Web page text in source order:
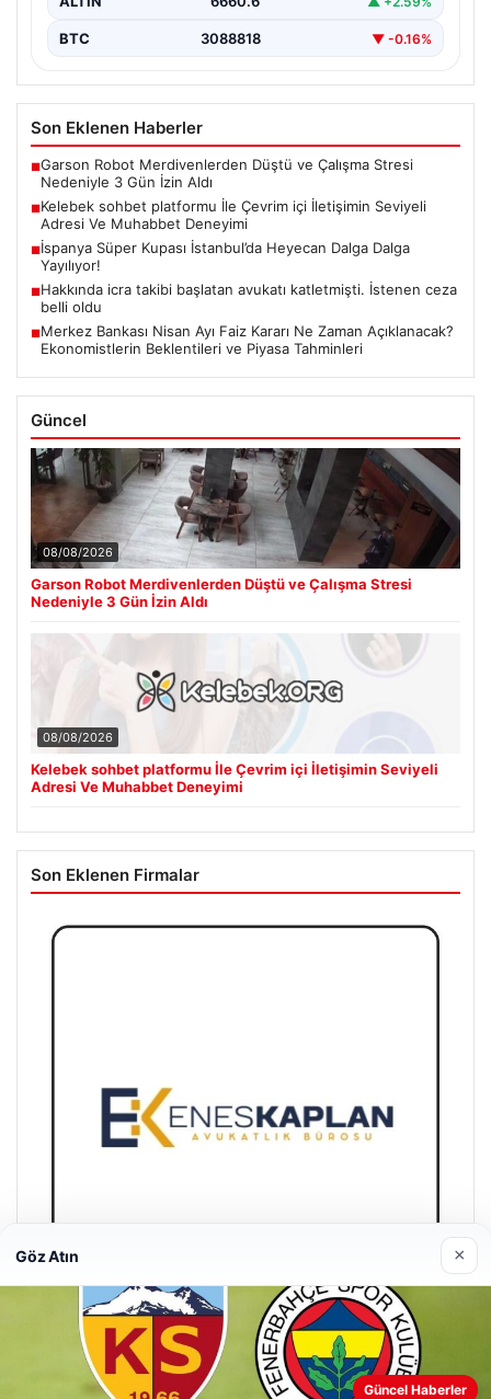
BTC 3088818 ▼ -0.16%
Son Eklenen Haberler
■Garson Robot Merdivenlerden Düştü ve Çalışma Stresi
Nedeniyle 3 Gün İzin Aldı
■Kelebek sohbet platformu İle Çevrim içi İletişimin Seviyeli
Adresi Ve Muhabbet Deneyimi
■İspanya Süper Kupası İstanbul’da Heyecan Dalga Dalga
Yayılıyor!
■Hakkında icra takibi başlatan avukatı katletmişti. İstenen ceza
belli oldu
■Merkez Bankası Nisan Ayı Faiz Kararı Ne Zaman Açıklanacak?
Ekonomistlerin Beklentileri ve Piyasa Tahminleri
Güncel
08/08/2026
Garson Robot Merdivenlerden Düştü ve Çalışma Stresi
Nedeniyle 3 Gün İzin Aldı
08/08/2026
Kelebek sohbet platformu İle Çevrim içi İletişimin Seviyeli
Adresi Ve Muhabbet Deneyimi
Son Eklenen Firmalar
Enes Kaplan Avukatlık Bürosu
28/04/2026
Göz Atın ×
Güncel Haberler